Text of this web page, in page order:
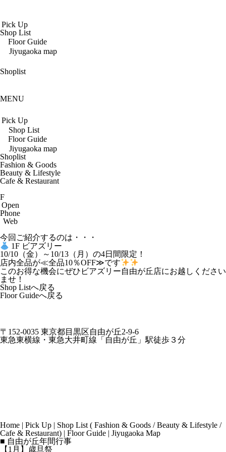
Pick Up
Shop List
Floor Guide
Jiyugaoka map
Shoplist
MENU
Pick Up
Shop List
Floor Guide
Jiyugaoka map
Shoplist
Fashion & Goods
Beauty & Lifestyle
Cafe & Restaurant
F
Open
Phone
Web
今回ご紹介するのは・・・
1F ビアズリー
10/10（金）～10/13（月）の4日間限定！
店内全品が≪全品10％OFF≫です
このお得な機会にぜひビアズリー自由が丘店にお越しください
ませ！
Shop Listへ戻る
Floor Guideへ戻る
〒152-0035 東京都目黒区自由が丘2-9-6
東急東横線・東急大井町線「自由が丘」駅徒歩３分
Home | Pick Up | Shop List ( Fashion & Goods /Beauty & Lifestyle /
Cafe & Restaurant) | Floor Guide | Jiyugaoka Map
■ 自由が丘年間行事
【1月】歳旦祭